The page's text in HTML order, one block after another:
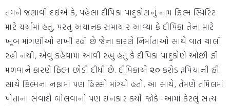
તમને જણાવી દઈએ કે, પહેલા દીપિકા પાદુકોણનું નામ ફિલ્મ સ્પિરિટ
માટે ચર્ચામાં હતું, પરંતુ અચાનક સમાચાર આવ્યા કે દીપિકા તેના માટે
ખૂબ માંગણીઓ રાખી રહી છે જેના કારણે નિર્માતાઓ સાથે વાત ચાલી
રહી નથી, એવું કહેવામાં આવી રહ્યું હતું કે દીપિકા પાદુકોણે ઓછી ફી
મળવાને કારણે ફિલ્મ છોડી દીધી છે. દીપિકાએ ૨૦ કરોડ રૂપિયાની ફી
સાથે ફિલ્મના નફામાં પણ હિસ્સો માંગ્યો હતો. આ સાથે, તેમણે તમિલમાં
પોતાના સંવાદો બોલવાનો પણ ઇનકાર કર્યો. જોકે -આમાં કેટલું સત્ય